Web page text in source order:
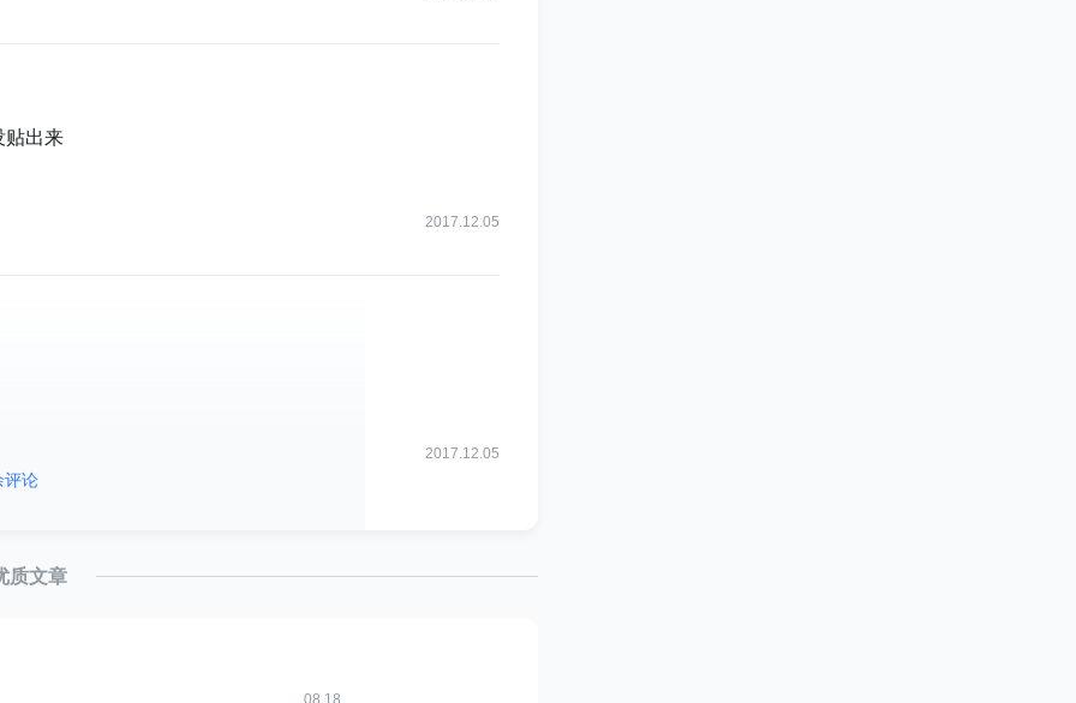
贴出来
2017.12.05
2017.12.05
评论
质文章
08.18